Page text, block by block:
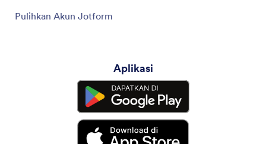
Pulihkan Akun Jotform
Aplikasi